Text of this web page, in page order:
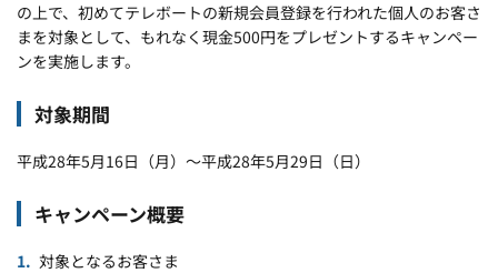
の上で、初めてテレボートの新規会員登録を行われた個人のお客さ
まを対象として、もれなく現金500円をプレゼントするキャンペー
ンを実施します。
対象期間
平成28年5月16日（月）～平成28年5月29日（日）
キャンペーン概要
対象となるお客さま